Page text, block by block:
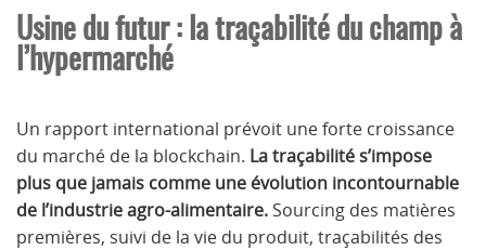
Usine du futur : la traçabilité du champ à
l’hypermarché
Un rapport international prévoit une forte croissance
du marché de la blockchain. La traçabilité s’impose
plus que jamais comme une évolution incontournable
de l’industrie agro-alimentaire. Sourcing des matières
premières, suivi de la vie du produit, traçabilités des